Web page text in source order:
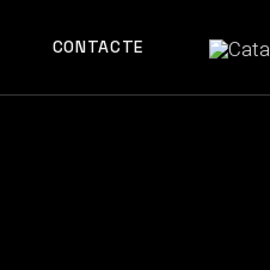
CONTACTE